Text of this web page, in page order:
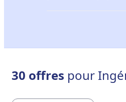
30 offres pour